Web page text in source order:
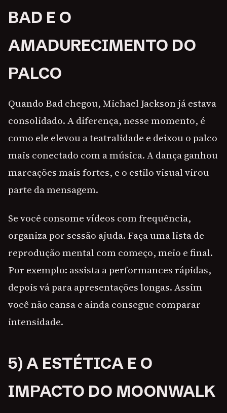
BAD E O
AMADURECIMENTO DO
PALCO
Quando Bad chegou, Michael Jackson já estava
consolidado. A diferença, nesse momento, é
como ele elevou a teatralidade e deixou o palco
mais conectado com a música. A dança ganhou
marcações mais fortes, e o estilo visual virou
parte da mensagem.
Se você consome vídeos com frequência,
organiza por sessão ajuda. Faça uma lista de
reprodução mental com começo, meio e final.
Por exemplo: assista a performances rápidas,
depois vá para apresentações longas. Assim
você não cansa e ainda consegue comparar
intensidade.
5) A ESTÉTICA E O
IMPACTO DO MOONWALK